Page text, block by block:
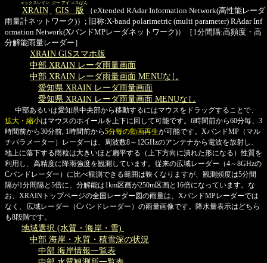
XRAIN
エックスレイン
GIS版
ジー アイ エスばん
（eXtended RAdar Information Network(高性能レーダ
雨量計ネットワーク)）; 旧称:X-band polarimetric (multi parameter) RAdar Inf
ormation Network(XバンドMPレーダネットワーク)）［1分間隔:高頻度・高
分解能雨量レーダー］
XRAIN GISスマホ版
中部 XRAIN レーダ雨量画面
中部 XRAIN レーダ雨量画面 MENUなし
愛知県 XRAIN レーダ雨量画面
愛知県 XRAIN レーダ雨量画面 MENUなし
中部あるいは愛知県中央部から移動するにはマウスをドラッグすることで、
拡大・縮小はマウスのホイールを上下に回して可能です。6時間前から60分毎、3
時間前から30分前, 1時間前から5分毎の動画再生が可能です。XバンドMP（マル
チパラメーター）レーダーは、周波数8～12GHzのアンテナから電波を放射し、
地上に落下する雨粒は大きいほど扁平する（上下方向に潰れた形になる）性質を
利用し、高精度に降雨強度を観測しています。従来の広域レーダー（4～8GHzの
Cバンドレーダー）に比べ観測できる範囲は狭くなりますが、観測頻度は5分間
隔が1分間隔と5倍に、分解能は1km区画が250m区画と16倍になっています。な
お、XRAINトップページの全国レーダー図の雨量は、XバンドMPレーダーでは
なく、広域レーダー（Cバンドレーダー）の雨量画像です。降水量表示はどちら
も8段階です。
地域選択 (水質・海岸・雪)
中部 海岸・水質・積雪深の状況
中部 海岸情報一覧表